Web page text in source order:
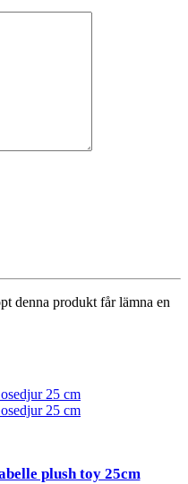
denna produkt får lämna en
plush toy 25cm